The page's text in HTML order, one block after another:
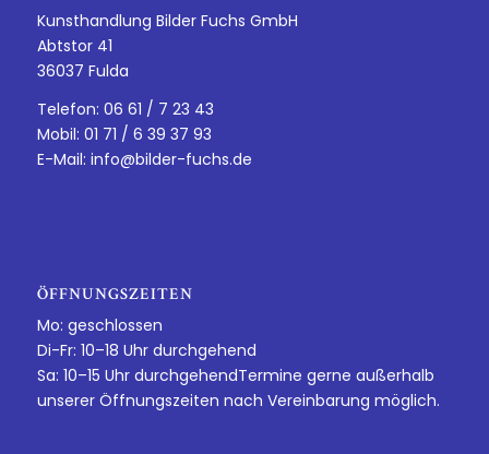
Kunsthandlung Bilder Fuchs GmbH
Abtstor 41
36037 Fulda
Telefon: 06 61 / 7 23 43
Mobil: 01 71 / 6 39 37 93
E-Mail: info@bilder-fuchs.de
ÖFFNUNGSZEITEN
Mo: geschlossen
Di-Fr: 10–18 Uhr durchgehend
Sa: 10–15 Uhr durchgehendTermine gerne außerhalb
unserer Öffnungszeiten nach Vereinbarung möglich.